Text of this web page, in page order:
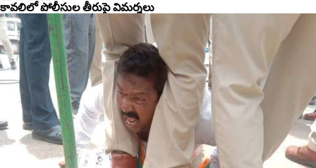
కావలిలో పోలీసుల తీరుపై విమర్శలు